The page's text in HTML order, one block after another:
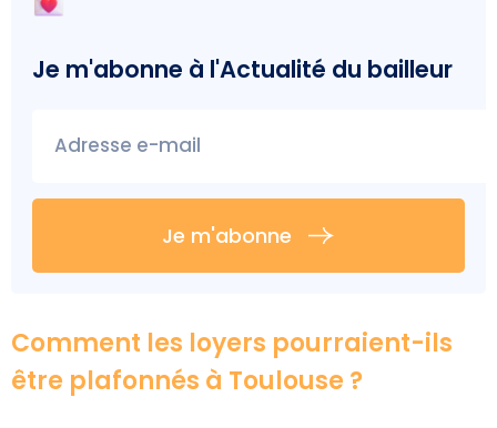
Je m'abonne à l'Actualité du bailleur
Adresse e-mail
Je m'abonne
Comment les loyers pourraient-ils
être plafonnés à Toulouse ?